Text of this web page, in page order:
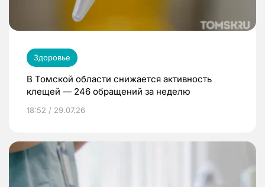
Здоровье
В Томской области снижается активность
клещей — 246 обращений за неделю
18:52 / 29.07.26